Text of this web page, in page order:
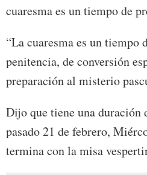
cuaresma es un tiempo de
“La cuaresma es un tiempo
penitencia, de conversión
preparación al misterio
Dijo que tiene una duración
pasado 21 de febrero,
termina con la misa